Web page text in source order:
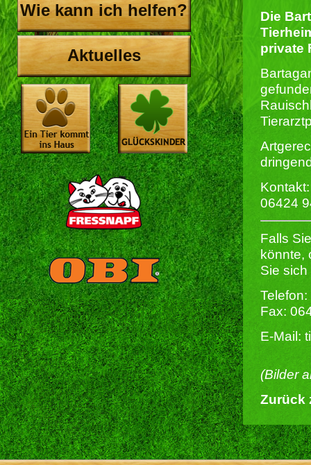
Wie kann ich helfen?
Aktuelles
Die
private
Kontakt:
06424
Falls
könnte,
Sie
Fax:
E-Mail:
(Bilder
Zurück